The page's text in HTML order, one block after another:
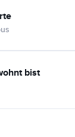
bist